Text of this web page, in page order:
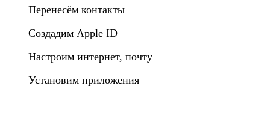
Перенесём контакты
Создадим Apple ID
Настроим интернет, почту
Установим приложения